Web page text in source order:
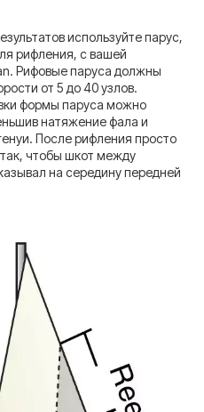
используйте парус,
рифления, с вашей
Рифовые паруса должны
от 5 до 40 узлов.
формы паруса можно
натяжение фала и
После рифления просто
чтобы шкот между
на середину передней